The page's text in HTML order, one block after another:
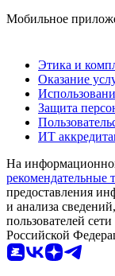
Мобильное
Этика и
Оказание
Защита
ИТ
На
рекомендательные
предоставления
и анализа
пользователей
Российской